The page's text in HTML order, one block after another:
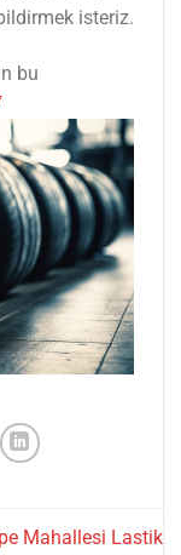
isteriz.
bu
Mahallesi Lastik